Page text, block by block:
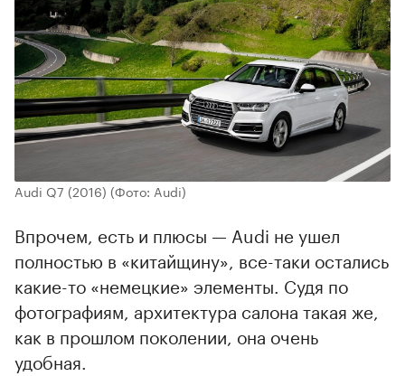
Audi Q7 (2016) (Фото: Audi)
Впрочем, есть и плюсы — Audi не ушел
полностью в «китайщину», все-таки остались
какие-то «немецкие» элементы. Судя по
фотографиям, архитектура салона такая же,
как в прошлом поколении, она очень
удобная.